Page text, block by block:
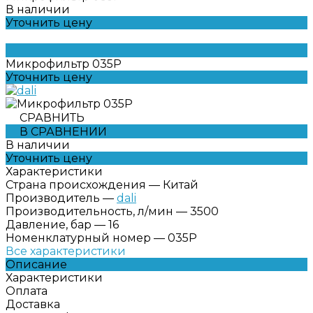
В наличии
Уточнить цену
Микрофильтр 035P
Уточнить цену
СРАВНИТЬ
В СРАВНЕНИИ
В наличии
Уточнить цену
Характеристики
Страна происхождения — Китай
Производитель — dali
Производительность, л/мин — 3500
Давление, бар — 16
Номенклатурный номер — 035P
Все характеристики
Описание
Характеристики
Оплата
Доставка